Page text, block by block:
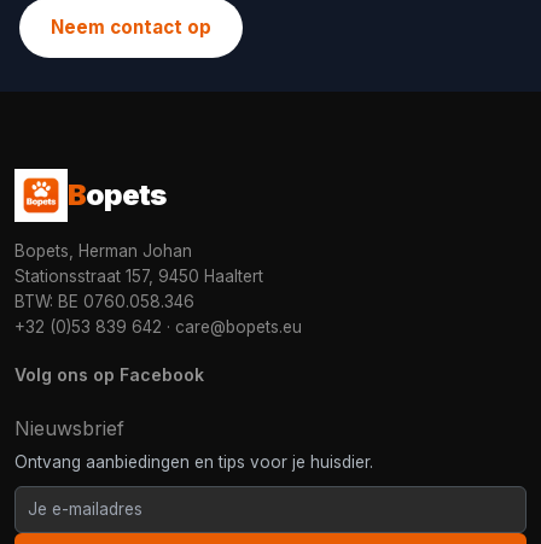
Neem contact op
Bopets
Bopets, Herman Johan
Stationsstraat 157, 9450 Haaltert
BTW: BE 0760.058.346
+32 (0)53 839 642 · care@bopets.eu
Volg ons op Facebook
Nieuwsbrief
Ontvang aanbiedingen en tips voor je huisdier.